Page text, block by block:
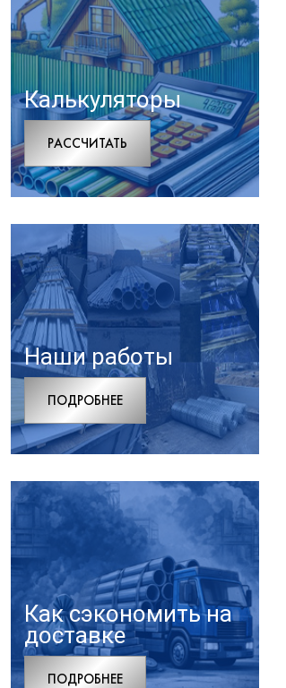
Калькуляторы
РАCСЧИТАТЬ
Наши работы
ПОДРОБНЕЕ
Как сэкономить на
доставке
ПОДРОБНЕЕ